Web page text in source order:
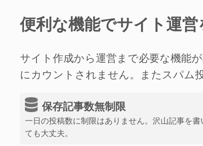
便利な機能でサイト運
サイト作成から運営まで必要な機能
にカウントされません。またスパム
保存記事数無制限
一日の投稿数に制限はありません。沢山記事を書
ても大丈夫。